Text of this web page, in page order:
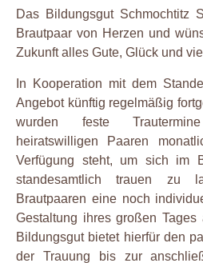
Das Bildungsgut Schmochtitz
Brautpaar von Herzen und
Zukunft alles Gute, Glück und
In Kooperation mit dem
Angebot künftig regelmäßig
wurden feste
heiratswilligen Paaren
Verfügung steht, um sich im
standesamtlich trauen zu
Brautpaaren eine noch
Gestaltung ihres großen
Bildungsgut bietet hierfür den
der Trauung bis zur